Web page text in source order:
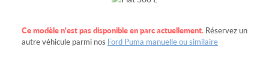
Ce modèle n'est pas disponible en parc actuellement. Réservez un
autre véhicule parmi nos Ford Puma manuelle ou similaire